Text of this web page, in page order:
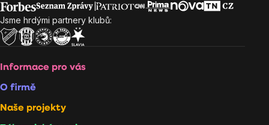
výpisu
Jsme hrdými partnery klubů:
Informace pro vás
O firmě
Naše projekty